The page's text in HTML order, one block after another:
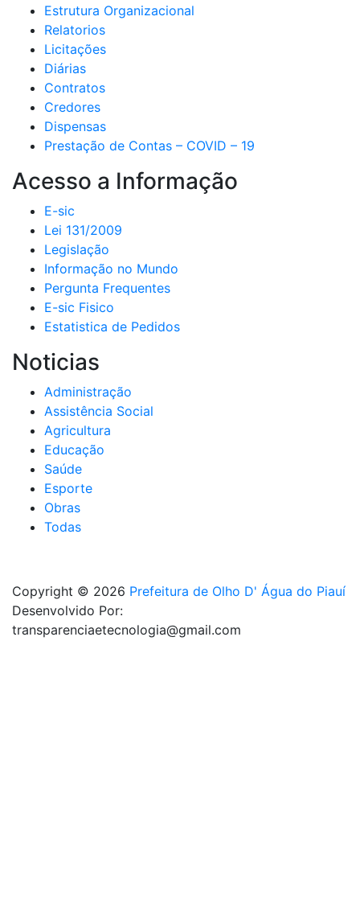
Estrutura Organizacional
Relatorios
Licitações
Diárias
Contratos
Credores
Dispensas
Prestação de Contas – COVID – 19
Acesso a Informação
E-sic
Lei 131/2009
Legislação
Informação no Mundo
Pergunta Frequentes
E-sic Fisico
Estatistica de Pedidos
Noticias
Administração
Assistência Social
Agricultura
Educação
Saúde
Esporte
Obras
Todas
Copyright © 2026 Prefeitura de Olho D' Água do Piauí
Desenvolvido Por:
transparenciaetecnologia@gmail.com